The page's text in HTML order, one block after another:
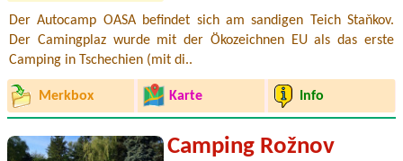
Der Autocamp OASA befindet sich am sandigen Teich Staňkov.
Der Camingplaz wurde mit der Ökozeichnen EU als das erste
Camping in Tschechien (mit di..
Merkbox Karte Info
Camping Rožnov